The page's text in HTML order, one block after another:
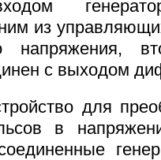
из
напряжения,
с выходом
для
в